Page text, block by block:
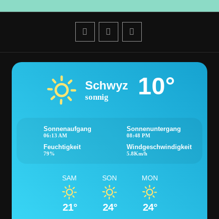
Schwyz
sonnig 10°
Sonnenaufgang
06:13 AM
Sonnenuntergang
08:48 PM
Feuchtigkeit
79%
Windgeschwindigkeit
5.8Km/h
SAM
21°
SON
24°
MON
24°